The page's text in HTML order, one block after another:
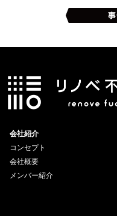
会社紹介
コンセプト
会社概要
メンバー紹介